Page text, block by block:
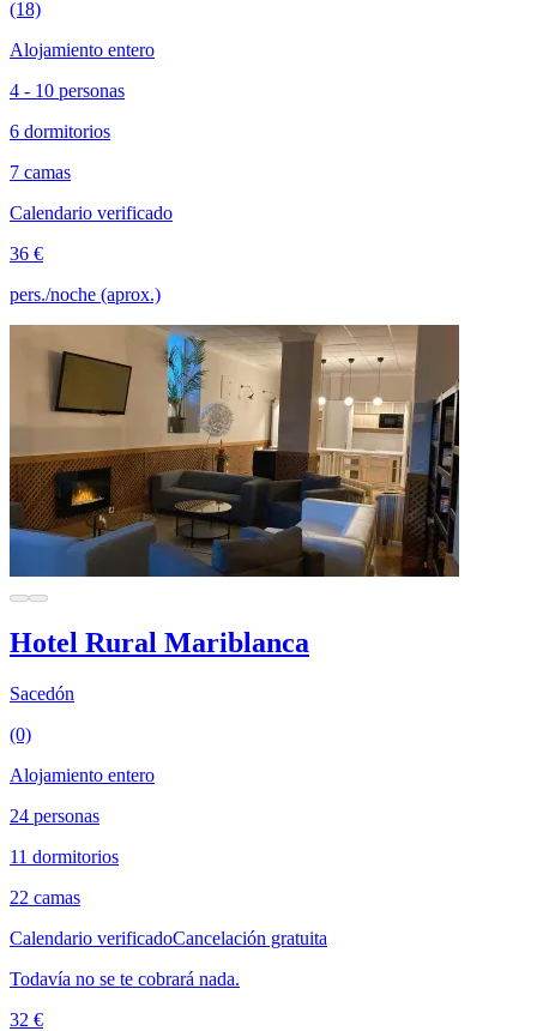
(18)
Alojamiento entero
4 - 10 personas
6 dormitorios
7 camas
Calendario verificado
36 €
pers./noche (aprox.)
Hotel Rural Mariblanca
Sacedón
(0)
Alojamiento entero
24 personas
11 dormitorios
22 camas
Calendario verificadoCancelación gratuita
Todavía no se te cobrará nada.
32 €